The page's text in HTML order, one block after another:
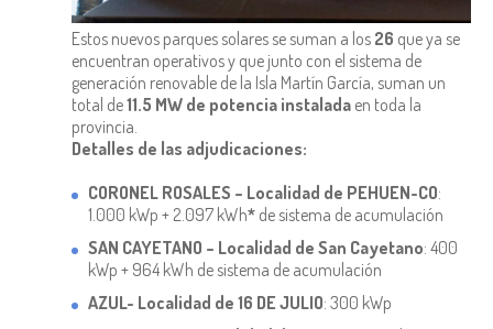
Estos nuevos parques solares se suman a los 26 que ya se
encuentran operativos y que junto con el sistema de
generación renovable de la Isla Martín García, suman un
total de11.5 MW de potencia instalada en toda la
provincia.
Detalles de las adjudicaciones:
CORONEL ROSALES – Localidad de PEHUEN-CO:
1.000 kWp + 2.097 kWh* de sistema de acumulación
SAN CAYETANO – Localidad de San Cayetano: 400
kWp + 964 kWh de sistema de acumulación
AZUL- Localidad de 16 DE JULIO: 300 kWp